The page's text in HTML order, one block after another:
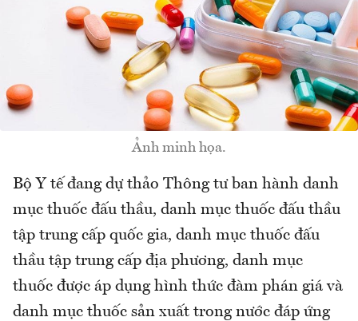
Ảnh minh họa.
Bộ Y tế đang dự thảo Thông tư ban hành danh
mục thuốc đấu thầu, danh mục thuốc đấu thầu
tập trung cấp quốc gia, danh mục thuốc đấu
thầu tập trung cấp địa phương, danh mục
thuốc được áp dụng hình thức đàm phán giá và
danh mục thuốc sản xuất trong nước đáp ứng